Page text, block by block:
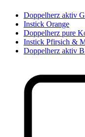
Doppelherz aktiv
Instick Orange
Doppelherz pure
Instick Pfirsich &
Doppelherz aktiv